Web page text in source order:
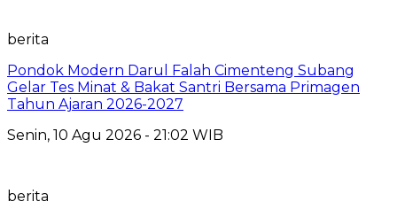
berita
Pondok Modern Darul Falah Cimenteng Subang
Gelar Tes Minat & Bakat Santri Bersama Primagen
Tahun Ajaran 2026-2027
Senin, 10 Agu 2026 - 21:02 WIB
berita